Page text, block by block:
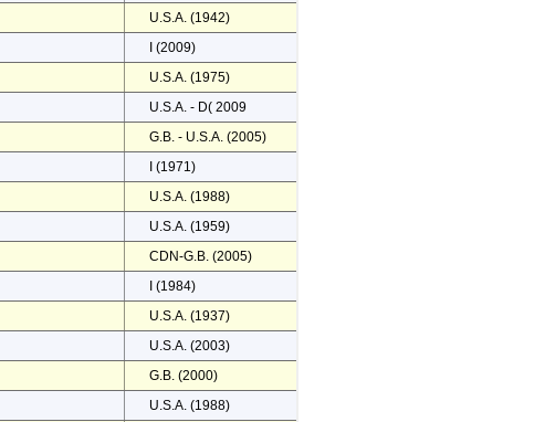
U.S.A. (1942)
I (2009)
U.S.A. (1975)
U.S.A. - D( 2009
G.B. - U.S.A. (2005)
I (1971)
U.S.A. (1988)
U.S.A. (1959)
CDN-G.B. (2005)
I (1984)
U.S.A. (1937)
U.S.A. (2003)
G.B. (2000)
U.S.A. (1988)